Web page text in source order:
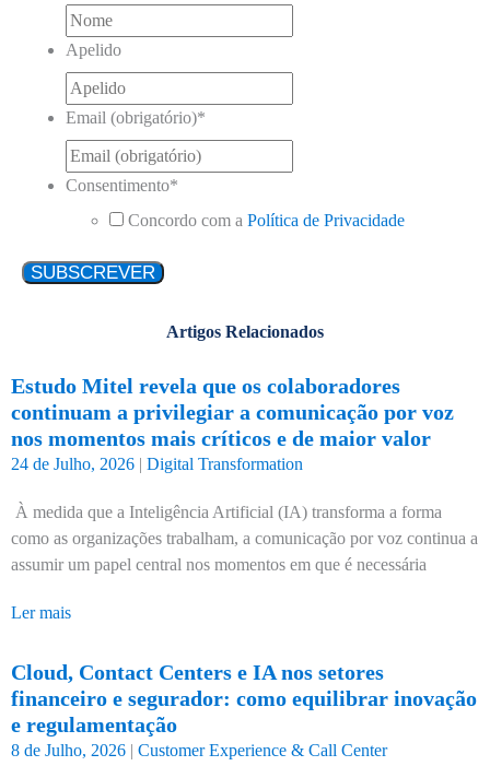
Apelido
Email (obrigatório)*
Consentimento*
Concordo com a Política de Privacidade
Artigos Relacionados
Estudo Mitel revela que os colaboradores
continuam a privilegiar a comunicação por voz
nos momentos mais críticos e de maior valor
24 de Julho, 2026 | Digital Transformation
À medida que a Inteligência Artificial (IA) transforma a forma
como as organizações trabalham, a comunicação por voz continua a
assumir um papel central nos momentos em que é necessária
Ler mais
Cloud, Contact Centers e IA nos setores
financeiro e segurador: como equilibrar inovação
e regulamentação
8 de Julho, 2026 | Customer Experience & Call Center